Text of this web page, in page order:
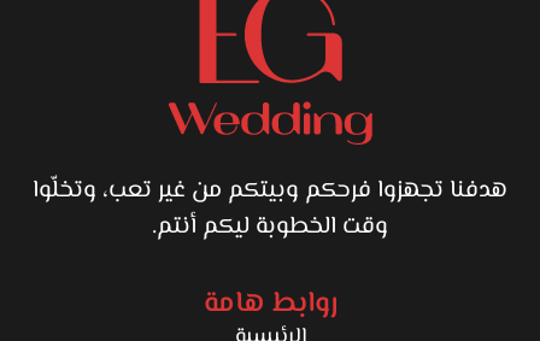
هدفنا تجهزوا فرحكم وبيتكم من غير تعب، وتخلّوا
وقت الخطوبة ليكم أنتم.
روابط هامة